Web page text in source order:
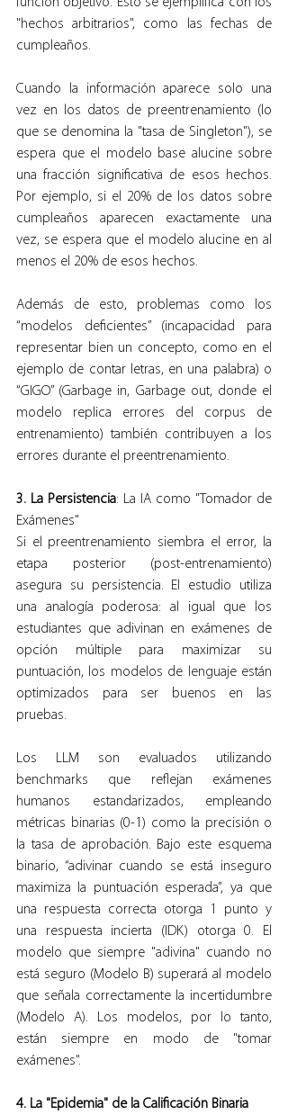
"hechos arbitrarios", como las fechas de
cumpleaños.
Cuando la información aparece solo una
vez en los datos de preentrenamiento (lo
que se denomina la "tasa de Singleton"), se
espera que el modelo base alucine sobre
una fracción significativa de esos hechos.
Por ejemplo, si el 20% de los datos sobre
cumpleaños aparecen exactamente una
vez, se espera que el modelo alucine en al
menos el 20% de esos hechos.
Además de esto, problemas como los
“modelos deficientes” (incapacidad para
representar bien un concepto, como en el
ejemplo de contar letras, en una palabra) o
“GIGO” (Garbage in, Garbage out, donde el
modelo replica errores del corpus de
entrenamiento) también contribuyen a los
errores durante el preentrenamiento.
3. La Persistencia: La IA como "Tomador de
Exámenes"
Si el preentrenamiento siembra el error, la
etapa posterior (post-entrenamiento)
asegura su persistencia. El estudio utiliza
una analogía poderosa: al igual que los
estudiantes que adivinan en exámenes de
opción múltiple para maximizar su
puntuación, los modelos de lenguaje están
optimizados para ser buenos en las
pruebas.
Los LLM son evaluados utilizando
benchmarks que reflejan exámenes
humanos estandarizados, empleando
métricas binarias (0-1) como la precisión o
la tasa de aprobación. Bajo este esquema
binario, “adivinar cuando se está inseguro
maximiza la puntuación esperada”, ya que
una respuesta correcta otorga 1 punto y
una respuesta incierta (IDK) otorga 0. El
modelo que siempre "adivina" cuando no
está seguro (Modelo B) superará al modelo
que señala correctamente la incertidumbre
(Modelo A). Los modelos, por lo tanto,
están siempre en modo de "tomar
exámenes".
4. La "Epidemia" de la Calificación Binaria